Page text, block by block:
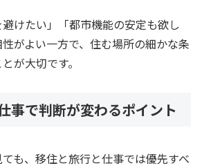
避けたい」「都市機能の安定も欲し
がよい一方で、住む場所の細かな条
が大切です。
事で判断が変わるポイント
も、移住と旅行と仕事では優先すべ